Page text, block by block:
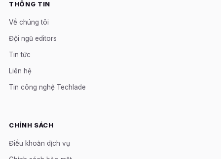
THÔNG TIN
Về chúng tôi
Đội ngũ editors
Tin tức
Liên hệ
Tin công nghệ Techlade
CHÍNH SÁCH
Điều khoản dịch vụ